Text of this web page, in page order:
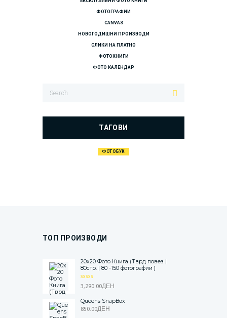
ФОТОГРАФИИ
CANVAS
НОВОГОДИШНИ ПРОИЗВОДИ
СЛИКИ НА ПЛАТНО
ФОТОКНИГИ
ФОТО КАЛЕНДАР
ТАГОВИ
ФОТОБУК
ТОП ПРОИЗВОДИ
20x20 Фото Книга (Тврд повез |
80стр. | 80 -150 фотографии )
О5.00
ОД 5
3,290.00ДЕН
Queens SnapBox
850.00ДЕН